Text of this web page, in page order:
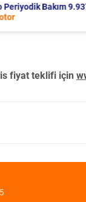
Periyodik Bakım
Tdi Motor
fiyat teklifi için